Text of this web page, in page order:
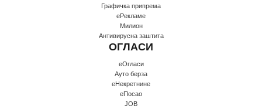
Графичка припрема
еРекламе
Милион
Антивирусна заштита
ОГЛАСИ
еОгласи
Ауто берза
еНекретнине
еПосао
JOB